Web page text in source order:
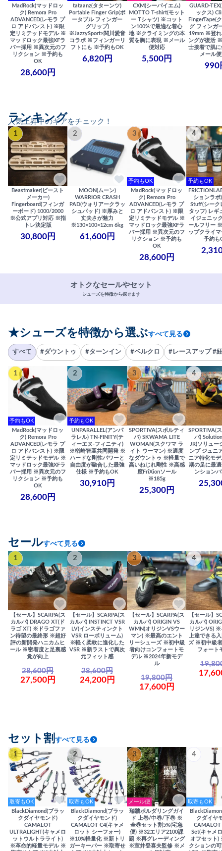
MadRock(マッドロッ
ク) Remora Pro
ADVANCED(レモラ プ
ロ アドバンスト) ※限
定リミテッドモデル ※
マッドロック最強XFラ
バー採用 ※異次元のフ
リクション ※予約も
OK
28,600円
tataanz(タターンツ)
Portable Finger Grip(ポ
ータブル フィンガー
グリップ)
※JazzySport×関川愛音
コラボ ※フィンガーリ
フトにも ※予約もOK
6,820円
CXM(シーバイエム)
MOTTO T-shirt(モット
ー Tシャツ) ※コット
ン100%で最適な着心
地 ※クライミングの本
質を胸に表現 ※メール
便対応
5,500円
GUARD-
ックス)
FingerTape(
グ フィンガ
19mm ※登れ
ングが復活
士接着で肌
メール
990
人気上昇中のギアをチェック！
ランキング
1
Beastmaker(ビースト
メーカー)
Fingerboard(フィンガ
ーボード) 1000/2000
※公式アプリ対応 ※指
トレ決定版
30,800円
2
MOON(ムーン)
WARRIOR CRASH
PAD(ウォリアークラッ
シュパッド) ※厚みと
丈夫さが魅力
※130×100×12cm 6kg
61,600円
3
予約もOK
MadRock(マッドロッ
ク) Remora Pro
ADVANCED(レモラ プ
ロ アドバンスト) ※限
定リミテッドモデル ※
マッドロック最強XFラ
バー採用 ※異次元のフ
リクション ※予約も
OK
28,600円
4
予約もOK
ションラボ
Stuff(シーク
タッフ) レギ
イジェニッ
ールフリー
ップクライ
予約も
オトクなセールやセット
シューズを特徴から探せます
★シューズを特徴から選ぶすべて見る
すべて #ダウントゥ #ターンイン #ベルクロ #レースアップ #
1
予約もOK
MadRock(マッドロッ
ク) Remora Pro
ADVANCED(レモラ プ
ロ アドバンスト) ※限
定リミテッドモデル ※
マッドロック最強XFラ
バー採用 ※異次元のフ
リクション ※予約も
OK
28,600円
2
予約もOK
UNPARALLEL(アンパ
ラレル) TN-FINITY(テ
ィーエヌ-フィニティ)
※楢崎智亜共同開発 ※
ハードな剛性パワーと
自由度が融合した最強
仕様 ※予約もOK
30,910円
3
SPORTIVA(スポルティ
バ) SKWAMA LITE
WOMAN(スクワマ ラ
イト ウーマン) ※適度
なダウントゥ ※軽量で
高いねじれ剛性 ※高感
度FriXionソール
※185g
25,300円
4
SPORTIVA(
バ)
JR(ソリュー
ンプ ジュニ
ニア特化モ
期の足に最
ンション
セールすべて見る
1
【セール】SCARPA(ス
カルパ) DRAGO XT(ド
ラゴ XT) ※ドラゴファ
ン待望の最終形 ※超好
評の新開発ハニカムヒ
ール ※密着度と足裏感
覚が向上
28,600円
27,500円
2
【セール】SCARPA(ス
カルパ) INSTINCT VSR
LV(インスティンクト
VSR ローボリューム)
※軽く柔軟に進化した
VSR ※新ラストで異次
元フィット感
28,600円
24,200円
3
【セール】SCARPA(ス
カルパ) ORIGIN VS
WMN(オリジンVSウー
マン) ※最高のエント
リーシューズ ※初中級
者向けコンフォートモ
デル ※2024年新モデ
ル
19,800円
17,600円
4
【セール】
カルパ)
リジンVS) ※
上達できる
ズ ※初中級
フォート
セット割 すべて見る
1
取寄もOK
BlackDiamond(ブラッ
クダイヤモンド)
CAMALOT
ULTRALIGHT(キャメロ
ットウルトラライト)
※革命的軽量モデル ※
2
取寄もOK
BlackDiamond(ブラッ
クダイヤモンド)
CAMALOT C4(キャメ
ロット シーフォー)
※10%軽量化 ※新トリ
ガーキーパー ※取寄せ
3
メール便
瑞牆ボルダリングガイ
ド 上巻/中巻/下巻 ※
全巻セット割5%(宅急
便) ※32エリア2100課
題 ※再グレーディング
※室井登喜夫監修 ※メ
4
取寄もOK
クダイヤ
Set(キャメ
オフセット)
クションの